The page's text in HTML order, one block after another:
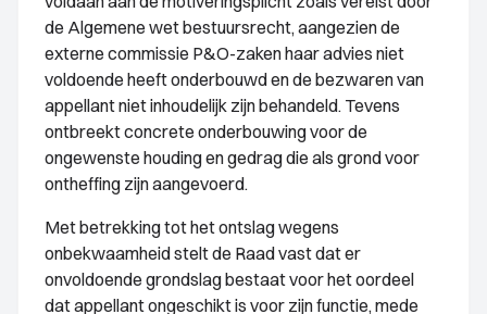
de Algemene wet bestuursrecht, aangezien de
externe commissie P&O-zaken haar advies niet
voldoende heeft onderbouwd en de bezwaren van
appellant niet inhoudelijk zijn behandeld. Tevens
ontbreekt concrete onderbouwing voor de
ongewenste houding en gedrag die als grond voor
ontheffing zijn aangevoerd.
Met betrekking tot het ontslag wegens
onbekwaamheid stelt de Raad vast dat er
onvoldoende grondslag bestaat voor het oordeel
dat appellant ongeschikt is voor zijn functie, mede